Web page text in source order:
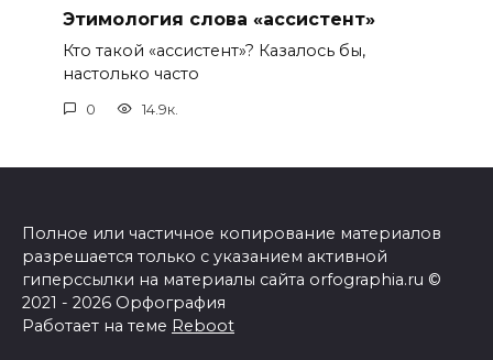
Этимология слова «ассистент»
Кто такой «ассистент»? Казалось бы,
настолько часто
0 14.9к.
Полное или частичное копирование материалов
разрешается только с указанием активной
гиперссылки на материалы сайта orfographia.ru ©
2021 - 2026 Орфография
Работает на теме Reboot